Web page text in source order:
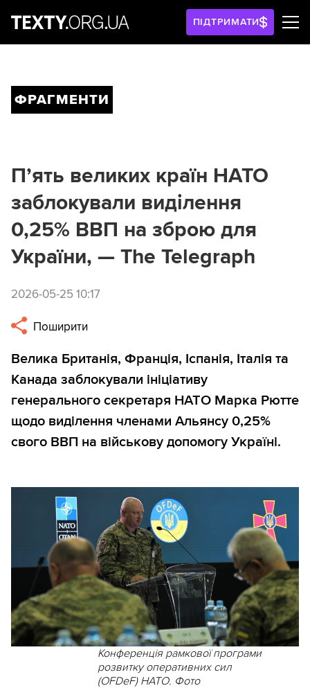
ПІДТРИМАТИ
ФРАГМЕНТИ
П’ять великих країн НАТО
заблокували виділення
0,25% ВВП на зброю для
України, — The Telegraph
2026-05-25 10:17
Поширити
Велика Британія, Франція, Іспанія, Італія та
Канада заблокували ініціативу
генерального секретаря НАТО Марка Рютте
щодо виділення членами Альянсу 0,25%
свого ВВП на військову допомогу Україні.
Конференція рамкової програми
розвитку оперативних сил
(OFDeF) НАТО. Фото